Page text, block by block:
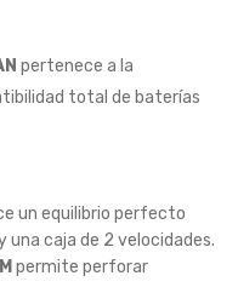
pertenece a la
total de baterías
un equilibrio perfecto
caja de 2 velocidades.
permite perforar